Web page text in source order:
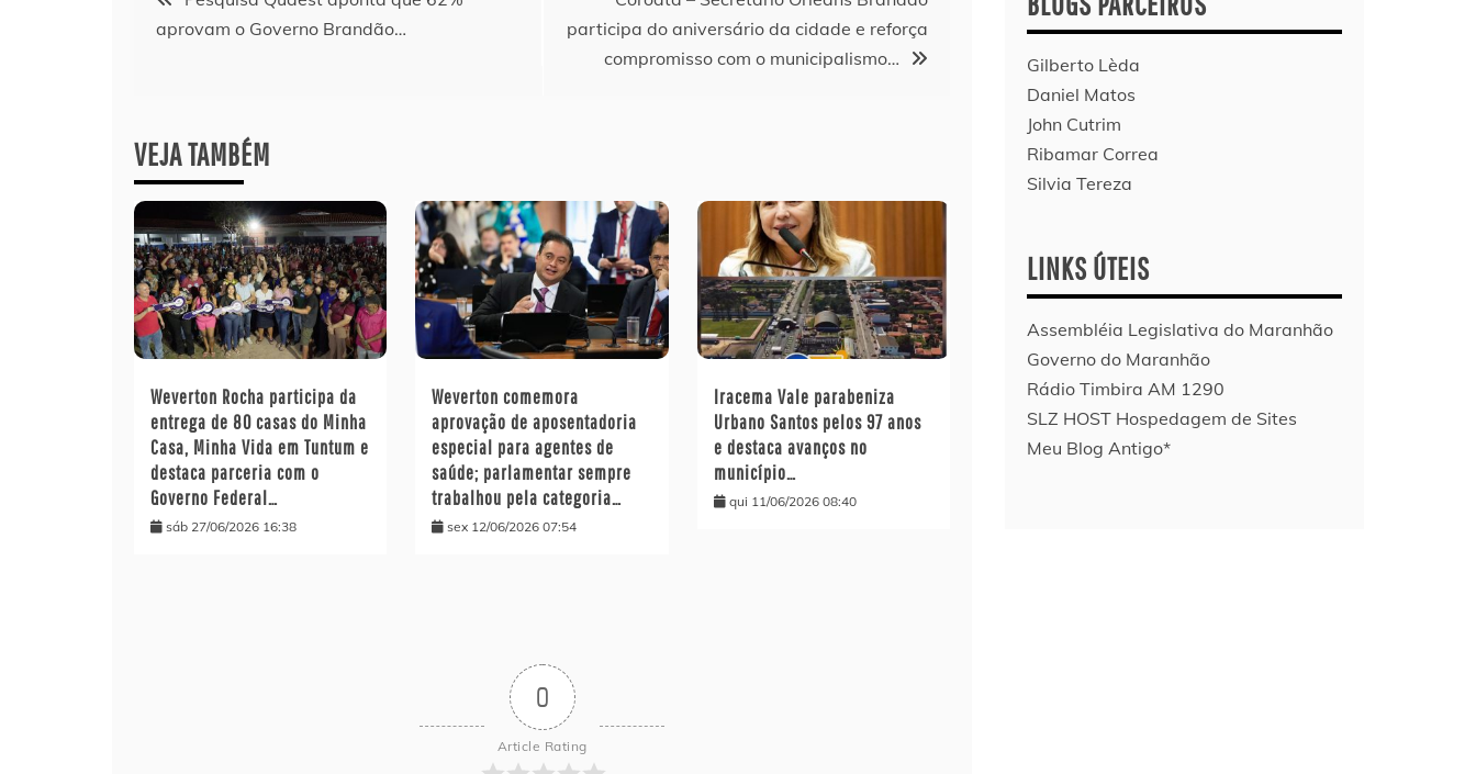
aprovam o Governo Brandão…
participa do aniversário da cidade e reforça
compromisso com o municipalismo…
VEJA TAMBÉM
Weverton Rocha participa da
entrega de 80 casas do Minha
Casa, Minha Vida em Tuntum e
destaca parceria com o
Governo Federal…
sáb 27/06/2026 16:38
Weverton comemora
aprovação de aposentadoria
especial para agentes de
saúde; parlamentar sempre
trabalhou pela categoria…
sex 12/06/2026 07:54
Iracema Vale parabeniza
Urbano Santos pelos 97 anos
e destaca avanços no
município…
qui 11/06/2026 08:40
0
Article Rating
Gilberto Lèda
Daniel Matos
John Cutrim
Ribamar Correa
Silvia Tereza
LINKS ÚTEIS
Assembléia Legislativa do Maranhão
Governo do Maranhão
Rádio Timbira AM 1290
SLZ HOST Hospedagem de Sites
Meu Blog Antigo*